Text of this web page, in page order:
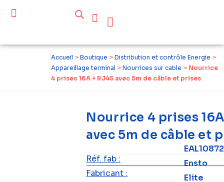
Accueil > Boutique > Distribution et contrôle Energie >
Appareillage terminal > Nourrices sur cable > Nourrice
4 prises 16A + RJ45 avec 5m de câble et prises
Nourrice 4 prises
avec 5m de câble et
Réf. fab :
Fabricant :
Ensto
Elite